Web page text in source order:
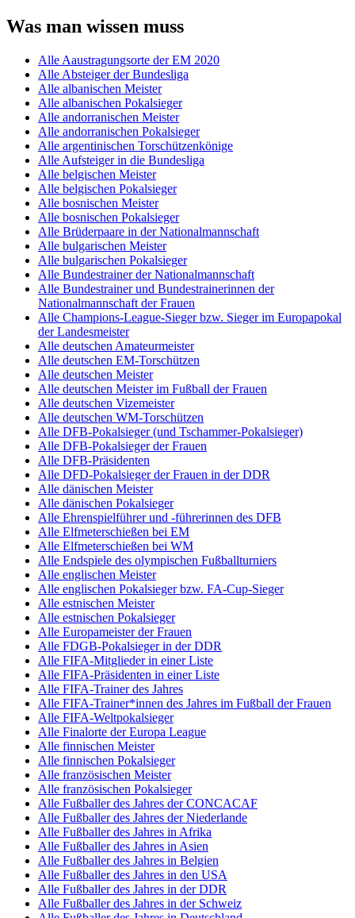
Was man wissen muss
Alle Aaustragungsorte der EM 2020
Alle Absteiger der Bundesliga
Alle albanischen Meister
Alle albanischen Pokalsieger
Alle andorranischen Meister
Alle andorranischen Pokalsieger
Alle argentinischen Torschützenkönige
Alle Aufsteiger in die Bundesliga
Alle belgischen Meister
Alle belgischen Pokalsieger
Alle bosnischen Meister
Alle bosnischen Pokalsieger
Alle Brüderpaare in der Nationalmannschaft
Alle bulgarischen Meister
Alle bulgarischen Pokalsieger
Alle Bundestrainer der Nationalmannschaft
Alle Bundestrainer und Bundestrainerinnen der
Nationalmannschaft der Frauen
Alle Champions-League-Sieger bzw. Sieger im Europapokal
der Landesmeister
Alle deutschen Amateurmeister
Alle deutschen EM-Torschützen
Alle deutschen Meister
Alle deutschen Meister im Fußball der Frauen
Alle deutschen Vizemeister
Alle deutschen WM-Torschützen
Alle DFB-Pokalsieger (und Tschammer-Pokalsieger)
Alle DFB-Pokalsieger der Frauen
Alle DFB-Präsidenten
Alle DFD-Pokalsieger der Frauen in der DDR
Alle dänischen Meister
Alle dänischen Pokalsieger
Alle Ehrenspielführer und -führerinnen des DFB
Alle Elfmeterschießen bei EM
Alle Elfmeterschießen bei WM
Alle Endspiele des olympischen Fußballturniers
Alle englischen Meister
Alle englischen Pokalsieger bzw. FA-Cup-Sieger
Alle estnischen Meister
Alle estnischen Pokalsieger
Alle Europameister der Frauen
Alle FDGB-Pokalsieger in der DDR
Alle FIFA-Mitglieder in einer Liste
Alle FIFA-Präsidenten in einer Liste
Alle FIFA-Trainer des Jahres
Alle FIFA-Trainer*innen des Jahres im Fußball der Frauen
Alle FIFA-Weltpokalsieger
Alle Finalorte der Europa League
Alle finnischen Meister
Alle finnischen Pokalsieger
Alle französischen Meister
Alle französischen Pokalsieger
Alle Fußballer des Jahres der CONCACAF
Alle Fußballer des Jahres der Niederlande
Alle Fußballer des Jahres in Afrika
Alle Fußballer des Jahres in Asien
Alle Fußballer des Jahres in Belgien
Alle Fußballer des Jahres in den USA
Alle Fußballer des Jahres in der DDR
Alle Fußballer des Jahres in der Schweiz